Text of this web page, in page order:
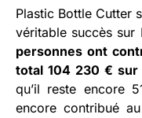
Plastic Bottle Cutter
véritable succès sur
personnes ont
total 104 230 €
qu’il reste encore
encore contribué